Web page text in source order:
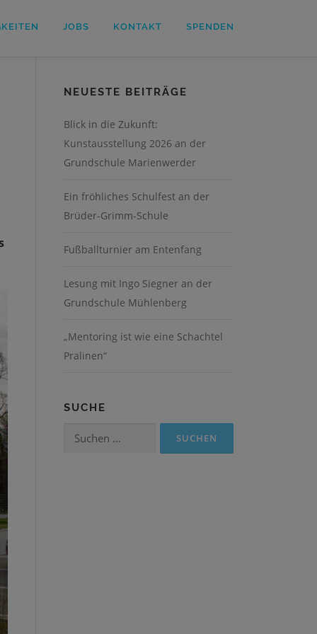
JOBS KONTAKT SPENDEN
NEUESTE BEITRÄGE
Blick in die Zukunft:
Kunstausstellung 2026 an der
Grundschule Marienwerder
Ein fröhliches Schulfest an der
Brüder-Grimm-Schule
Fußballturnier am Entenfang
Lesung mit Ingo Siegner an der
Grundschule Mühlenberg
„Mentoring ist wie eine Schachtel
Pralinen“
SUCHE
Suchen